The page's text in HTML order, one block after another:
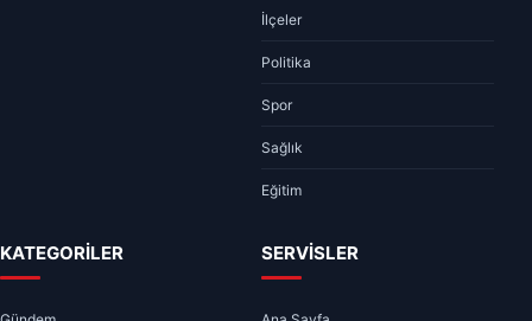
İlçeler
Politika
Spor
Sağlık
Eğitim
KATEGORİLER SERVİSLER